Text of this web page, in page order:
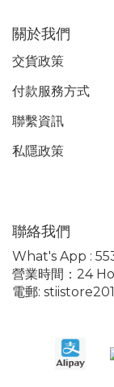
關於我們
交貨政策
付款服務方式
聯繫資訊
私隱政策
聯絡我們
What's App :
營業時間：24
電郵: